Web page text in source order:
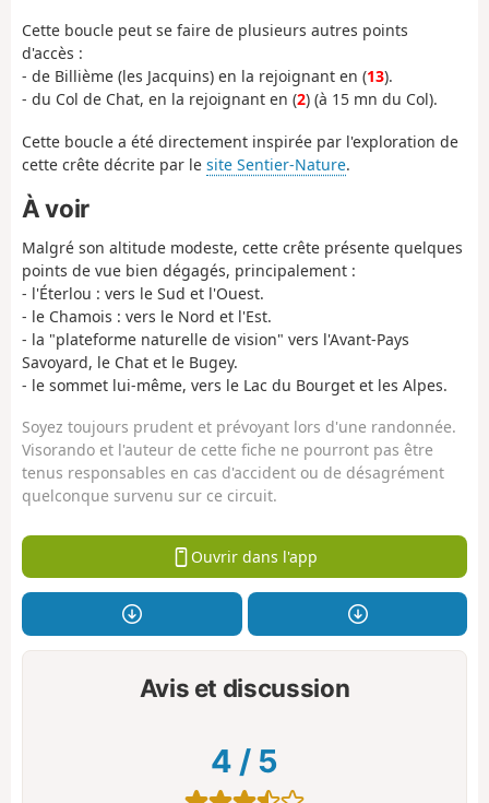
Cette boucle peut se faire de plusieurs autres points
d'accès :
- de Billième (les Jacquins) en la rejoignant en (13).
- du Col de Chat, en la rejoignant en (2) (à 15 mn du Col).
Cette boucle a été directement inspirée par l'exploration de
cette crête décrite par le site Sentier-Nature.
À voir
Malgré son altitude modeste, cette crête présente quelques
points de vue bien dégagés, principalement :
- l'Éterlou : vers le Sud et l'Ouest.
- le Chamois : vers le Nord et l'Est.
- la "plateforme naturelle de vision" vers l'Avant-Pays
Savoyard, le Chat et le Bugey.
- le sommet lui-même, vers le Lac du Bourget et les Alpes.
Soyez toujours prudent et prévoyant lors d'une randonnée.
Visorando et l'auteur de cette fiche ne pourront pas être
tenus responsables en cas d'accident ou de désagrément
quelconque survenu sur ce circuit.
Ouvrir dans l'app
Avis et discussion
4 / 5